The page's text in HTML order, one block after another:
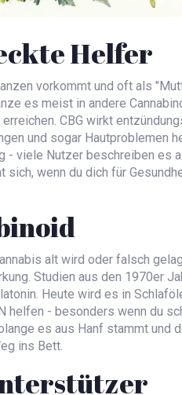
Helfer
vorkommt und oft als
es meist in andere
CBG wirkt
und sogar Hautproblemen
viele Nutzer beschreiben es
wenn du dich für
alt wird oder falsch
Studien aus den 1970er
Heute wird es in
helfen - besonders wenn du
es aus Hanf stammt und
ins Bett.